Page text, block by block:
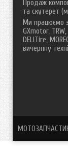
Продаж
та скутерет
Ми працюємо
GXmotor, TRW,
DELITire,
вичерпну